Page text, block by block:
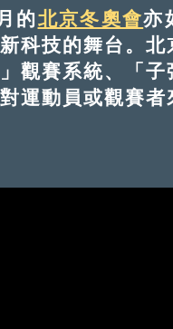
的北京冬奧會亦
科技的舞台。
觀賽系統、「
運動員或觀賽